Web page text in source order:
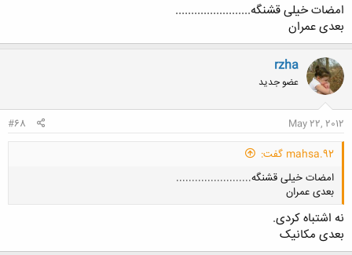
امضات خیلی قشنگه........................
بعدی عمران
rzha
عضو جدید
May 22, 2012
#68
mahsa.92 گفت:
امضات خیلی قشنگه........................
بعدی عمران
نه اشتباه کردی.
بعدی مکانیک